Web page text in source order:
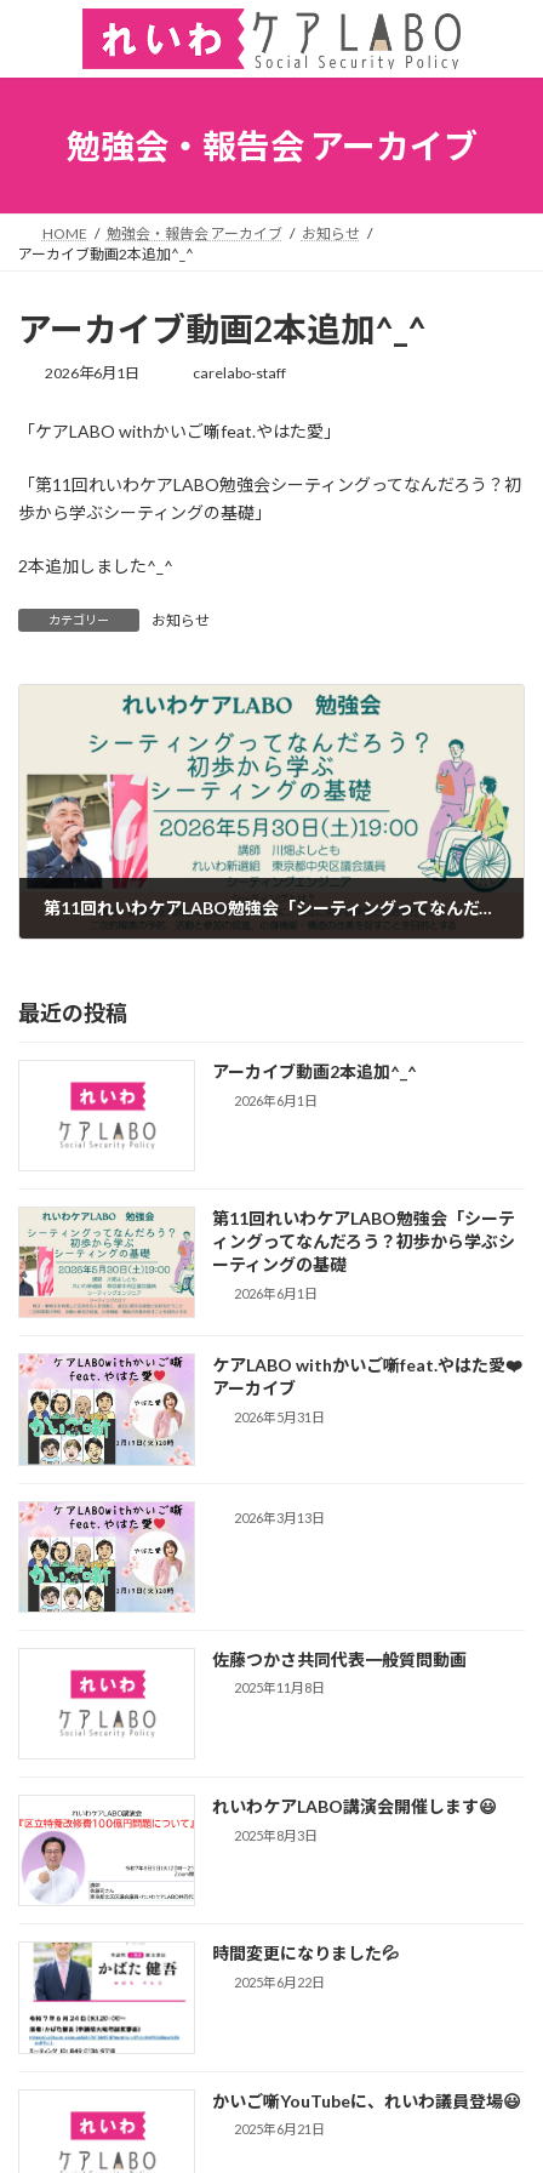
勉強会・報告会 アーカイブ
HOME 勉強会・報告会 アーカイブ
お知らせ
アーカイブ動画2本追加^_^
アーカイブ動画2本追加^_^
2026年6月1日 carelabo-staff
「ケアLABO withかいご噺feat.やはた愛」
「第11回れいわケアLABO勉強会シーティングってなんだろう？初
歩から学ぶシーティングの基礎」
2本追加しました^_^
カテゴリー お知らせ
第11回れいわケアLABO勉強会「シーティングってなんだろう？初歩から学ぶシーティングの基礎
最近の投稿
アーカイブ動画2本追加^_^
2026年6月1日
第11回れいわケアLABO勉強会「シーテ
ィングってなんだろう？初歩から学ぶシ
ーティングの基礎
2026年6月1日
ケアLABO withかいご噺feat.やはた愛❤️
アーカイブ
2026年5月31日
2026年3月13日
佐藤つかさ共同代表一般質問動画
2025年11月8日
れいわケアLABO講演会開催します😃
2025年8月3日
時間変更になりました💦
2025年6月22日
かいご噺YouTubeに、れいわ議員登場😃
2025年6月21日